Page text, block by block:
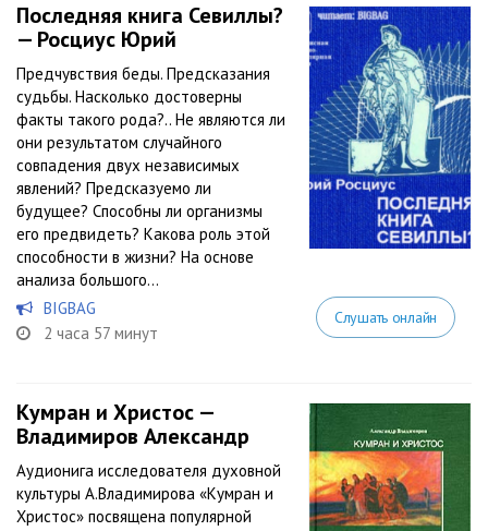
Последняя книга Севиллы?
— Росциус Юрий
Предчувствия беды. Предсказания
судьбы. Насколько достоверны
факты такого рода?.. Не являются ли
они результатом случайного
совпадения двух независимых
явлений? Предсказуемо ли
будущее? Способны ли организмы
его предвидеть? Какова роль этой
способности в жизни? На основе
анализа большого...
BIGBAG
2 часа 57 минут
Слушать онлайн
Кумран и Христос —
Владимиров Александр
Аудионига исследователя духовной
культуры А.Владимирова «Кумран и
Христос» посвящена популярной